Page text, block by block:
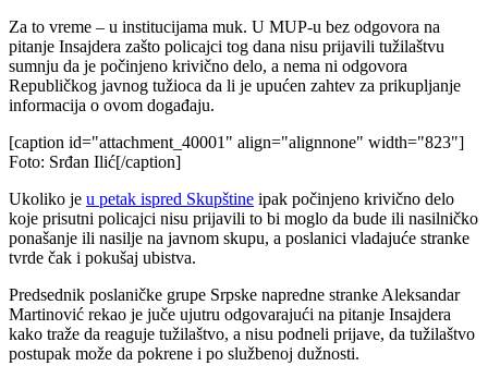
Za to vreme – u institucijama muk. U MUP-u bez odgovora na
pitanje Insajdera zašto policajci tog dana nisu prijavili tužilaštvu
sumnju da je počinjeno krivično delo, a nema ni odgovora
Republičkog javnog tužioca da li je upućen zahtev za prikupljanje
informacija o ovom događaju.
[caption id="attachment_40001" align="alignnone" width="823"]
Foto: Srđan Ilić[/caption]
Ukoliko je u petak ispred Skupštine ipak počinjeno krivično delo
koje prisutni policajci nisu prijavili to bi moglo da bude ili nasilničko
ponašanje ili nasilje na javnom skupu, a poslanici vladajuće stranke
tvrde čak i pokušaj ubistva.
Predsednik poslaničke grupe Srpske napredne stranke Aleksandar
Martinović rekao je juče ujutru odgovarajući na pitanje Insajdera
kako traže da reaguje tužilaštvo, a nisu podneli prijave, da tužilaštvo
postupak može da pokrene i po službenoj dužnosti.